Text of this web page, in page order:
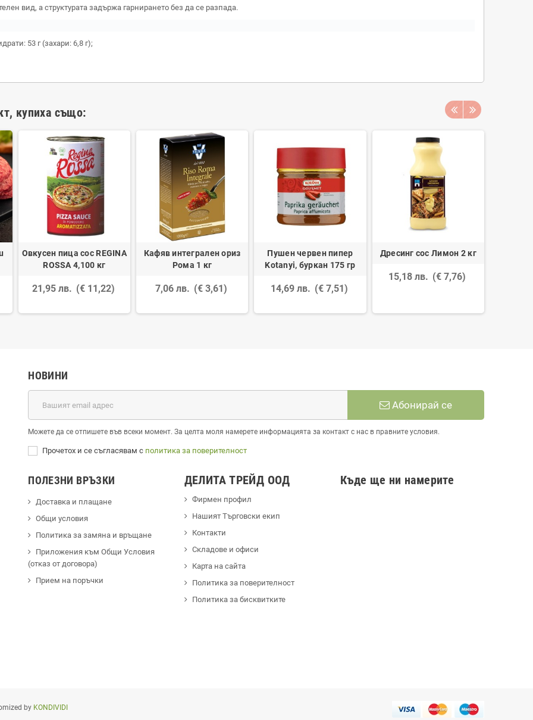
вид, а структурата задържа гарнирането без да се разпада.
53 г (захари: 6,8 г);
купиха също:
Овкусен пица сос REGINA
ROSSA 4,100 кг
21,95 лв. (€ 11,22)
Кафяв интегрален ориз
Рома 1 кг
7,06 лв. (€ 3,61)
Пушен червен пипер
Kotanyi, буркан 175 гр
14,69 лв. (€ 7,51)
Дресинг сос Лимон 2 кг
15,18 лв. (€ 7,76)
НОВИНИ
Абонирай се
Можете да се отпишете във всеки момент. За целта моля намерете информацията за контакт с нас в правните условия.
Прочетох и се съгласявам с политика за поверителност
ПОЛЕЗНИ ВРЪЗКИ
Доставка и плащане
Общи условия
Политика за замяна и връщане
Приложения към Общи Условия
(отказ от договора)
Прием на поръчки
ДЕЛИТА ТРЕЙД ООД
Фирмен профил
Hашият Търговски екип
Контакти
Cкладове и офиси
Карта на сайта
Политика за поверителност
Политика за бисквитките
Къде ще ни намерите
by KONDIVIDI